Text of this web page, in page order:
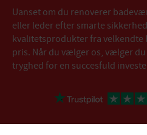
Uanset om du renoverer
eller leder efter smarte
kvalitetsprodukter fra velkendte
pris. Når du vælger os, vælger
tryghed for en succesfuld